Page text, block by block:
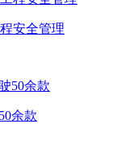
安全管理
余款